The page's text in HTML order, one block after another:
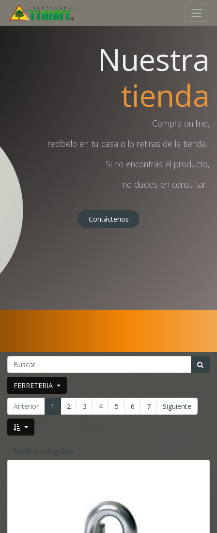
Nuestra
tienda
Compra on line,
recíbelo en tu casa o lo retiras de la tienda.
Si no encontras el producto,
no dudes en consultar.
Contáctenos
FERRETERIA
Anterior 1 2 3 4 5 6 7 Siguiente
Mostrar categorías